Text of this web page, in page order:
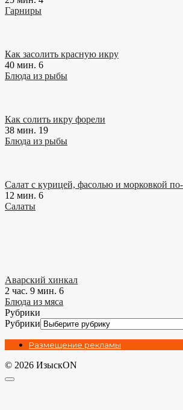
Гарниры
Как засолить красную икру
40 мин. 6
Блюда из рыбы
Как солить икру форели
38 мин. 19
Блюда из рыбы
Салат с курицей, фасолью и морковкой
12 мин. 6
Салаты
Аварский хинкал
2 час. 9 мин. 6
Блюда из мяса
Рубрики
Рубрики
Размещение рекламы
© 2026 ИзыскON